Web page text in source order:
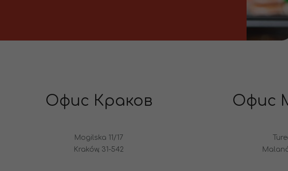
Офис Краков
Mogilska 11/17
Kraków, 31-542
Офис